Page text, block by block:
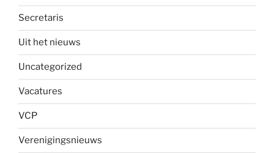
Secretaris
Uit het nieuws
Uncategorized
Vacatures
VCP
Verenigingsnieuws